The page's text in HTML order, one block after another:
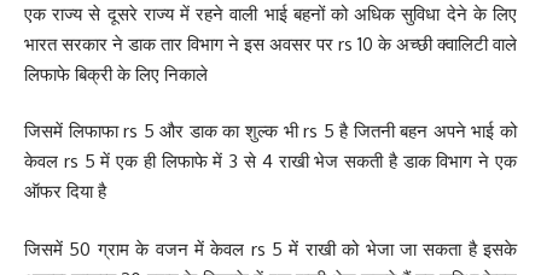
एक राज्य से दूसरे राज्य में रहने वाली भाई बहनों को अधिक सुविधा देने के लिए
भारत सरकार ने डाक तार विभाग ने इस अवसर पर rs 10 के अच्छी क्वालिटी वाले
लिफाफे बिक्री के लिए निकाले
जिसमें लिफाफा rs 5 और डाक का शुल्क भी rs 5 है जितनी बहन अपने भाई को
केवल rs 5 में एक ही लिफाफे में 3 से 4 राखी भेज सकती है डाक विभाग ने एक
ऑफर दिया है
जिसमें 50 ग्राम के वजन में केवल rs 5 में राखी को भेजा जा सकता है इसके